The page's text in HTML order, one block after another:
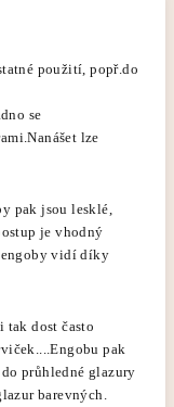
použití, popř.do
se
lze
pak jsou lesklé,
je vhodný
engoby vidí díky
tak dost často
pak
průhledné glazury
barevných.